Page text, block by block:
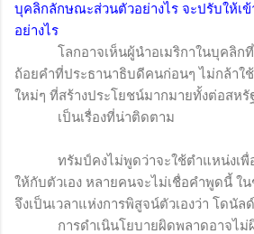
บุคลิกลักษณะส่วนตัวอย่างไร จะปรับให้เข้
อย่างไร
โลกอาจเห็นผู้นำอเมริกาในบุคลิก
ถ้อยคำที่ประธานาธิบดีคนก่อนๆ ไม่กล้าใ
ใหม่ๆ ที่สร้างประโยชน์มากมายทั้งต่อสหรั
เป็นเรื่องที่น่าติดตาม
ทรัมป์คงไม่พูดว่าจะใช้ตำแหน่งเพื่อ
ให้กับตัวเอง หลายคนจะไม่เชื่อคำพูดนี้ ใ
จึงเป็นเวลาแห่งการพิสูจน์ตัวเองว่า โดนั
การดำเนินโยบายผิดพลาดอาจไม่ผิ